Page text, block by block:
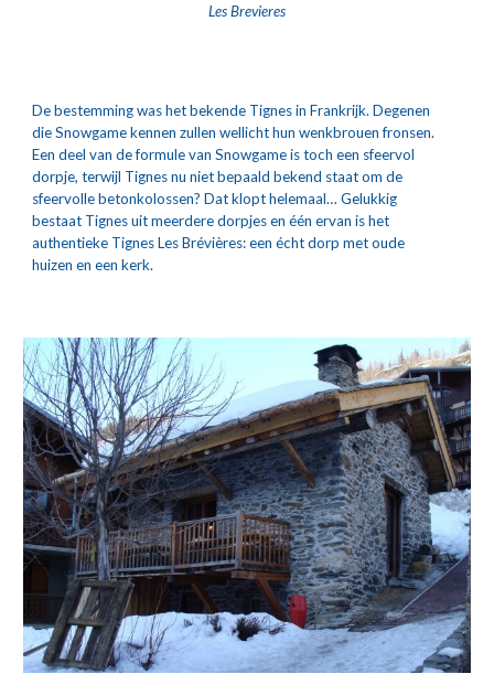
Les Brevieres
De bestemming was het bekende Tignes in Frankrijk. Degenen
die Snowgame kennen zullen wellicht hun wenkbrouen fronsen.
Een deel van de formule van Snowgame is toch een sfeervol
dorpje, terwijl Tignes nu niet bepaald bekend staat om de
sfeervolle betonkolossen? Dat klopt helemaal… Gelukkig
bestaat Tignes uit meerdere dorpjes en één ervan is het
authentieke Tignes Les Brévières: een écht dorp met oude
huizen en een kerk.